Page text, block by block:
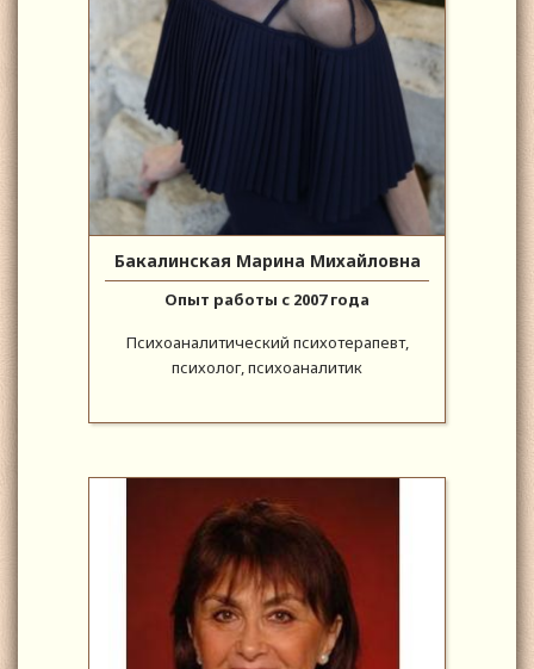
Бакалинская Марина Михайловна
Опыт работы с 2007 года
Психоаналитический психотерапевт,
психолог, психоаналитик